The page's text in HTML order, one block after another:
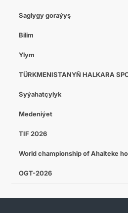
Saglygy goraýyş
Bilim
Ylym
TÜRKMENISTANYŇ HALKARA
Syýahatçylyk
Medeniýet
TIF 2026
World championship of Ahalteke
OGT-2026